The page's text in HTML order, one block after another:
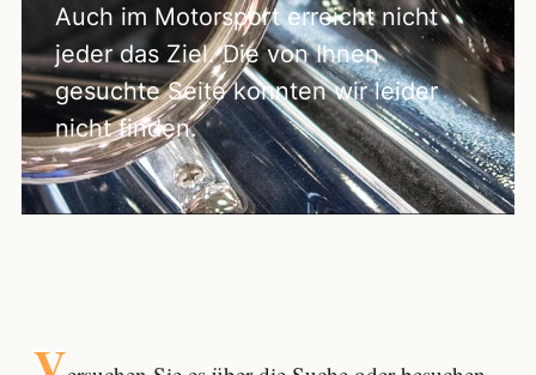
Auch im Motorsport erreicht nicht
jeder das Ziel. Die von Ihnen
gesuchte Seite konnten wir leider
nicht finden.